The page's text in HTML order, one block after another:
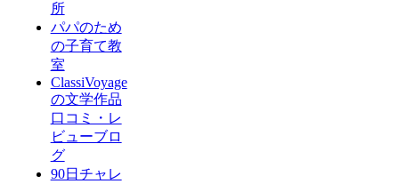
所
パパのため
の子育て教
室
ClassiVoyage
の文学作品
口コミ・レ
ビューブロ
グ
90日チャレ